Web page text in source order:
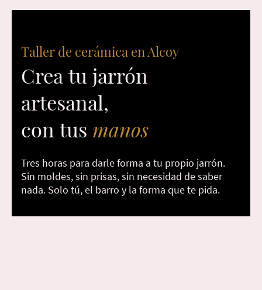
Taller de cerámica en Alcoy
Crea tu jarrón
artesanal,
con tus manos
Tres horas para darle forma a tu propio jarrón.
Sin moldes, sin prisas, sin necesidad de saber
nada. Solo tú, el barro y la forma que te pida.